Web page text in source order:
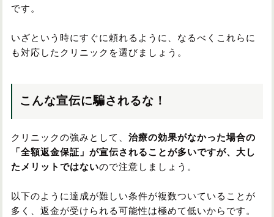
です。
いざという時にすぐに頼れるように、なるべくこれらに
も対応したクリニックを選びましょう。
こんな宣伝に騙されるな！
クリニックの強みとして、 治療の効果がなかった場合の
「全額返金保証」が宣伝されることが多いですが、大し
たメリットではないので注意しましょう。
以下のように達成が難しい条件が複数ついていることが
多く、返金が受けられる可能性は極めて低いからです。